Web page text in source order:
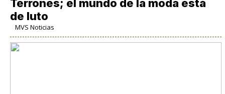
Terrones; el mundo de la moda está
de luto
MVS Noticias